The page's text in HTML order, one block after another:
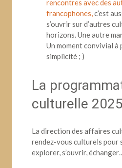
rencontres avec des
francophones,c’est
s’ouvrir sur d’autres
horizons. Une autre
Un moment convivial
simplicité ; )
La
culturelle
La direction des affaires
rendez-vous culturels pour
explorer, s’ouvrir,